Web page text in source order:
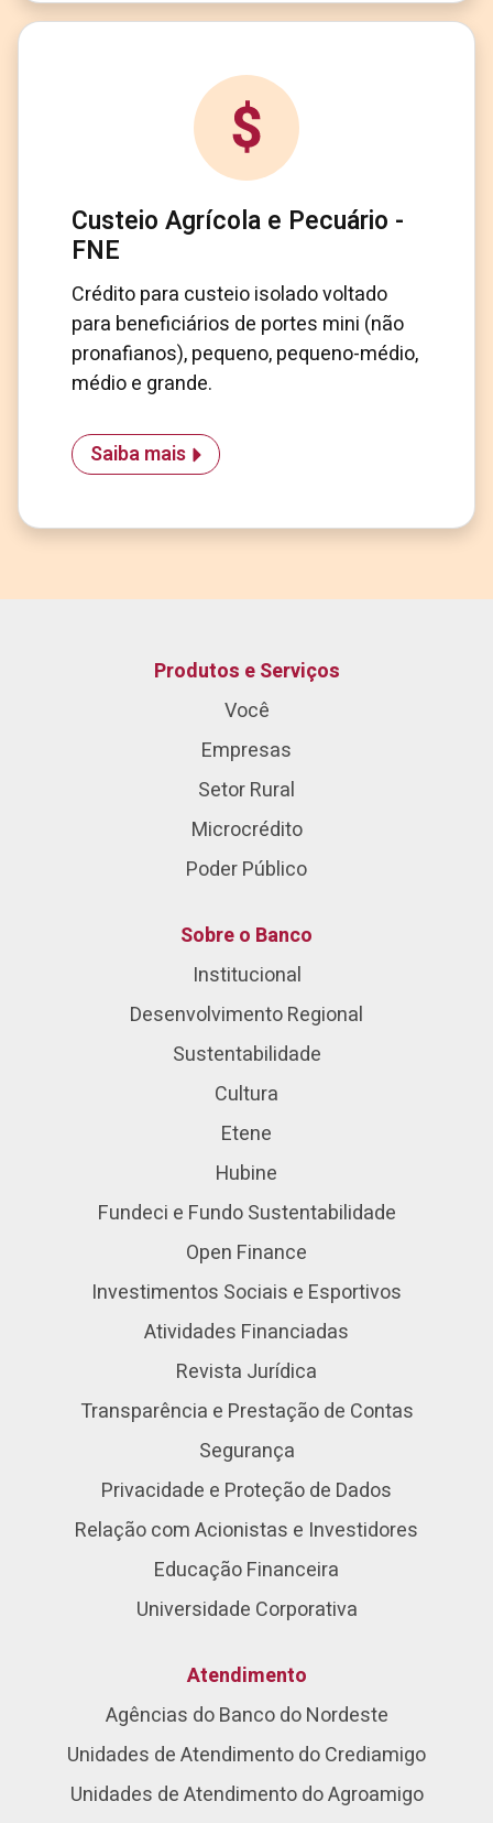
Custeio Agrícola e Pecuário -
FNE
Crédito para custeio isolado voltado
para beneficiários de portes mini (não
pronafianos), pequeno, pequeno-médio,
médio e grande.
Saiba mais
Produtos e Serviços
Você
Empresas
Setor Rural
Microcrédito
Poder Público
Sobre o Banco
Institucional
Desenvolvimento Regional
Sustentabilidade
Cultura
Etene
Hubine
Fundeci e Fundo Sustentabilidade
Open Finance
Investimentos Sociais e Esportivos
Atividades Financiadas
Revista Jurídica
Transparência e Prestação de Contas
Segurança
Privacidade e Proteção de Dados
Relação com Acionistas e Investidores
Educação Financeira
Universidade Corporativa
Atendimento
Agências do Banco do Nordeste
Unidades de Atendimento do Crediamigo
Unidades de Atendimento do Agroamigo